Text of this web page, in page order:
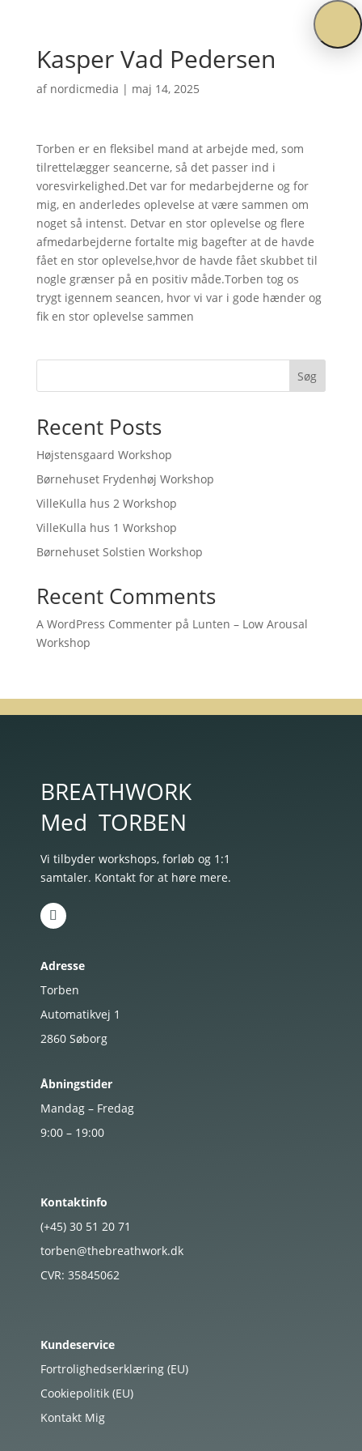
Kasper Vad Pedersen
af nordicmedia | maj 14, 2025
Torben er en fleksibel mand at arbejde med, som
tilrettelægger seancerne, så det passer ind i
voresvirkelighed.Det var for medarbejderne og for
mig, en anderledes oplevelse at være sammen om
noget så intenst. Detvar en stor oplevelse og flere
afmedarbejderne fortalte mig bagefter at de havde
fået en stor oplevelse,hvor de havde fået skubbet til
nogle grænser på en positiv måde.Torben tog os
trygt igennem seancen, hvor vi var i gode hænder og
fik en stor oplevelse sammen
Søg
Recent Posts
Højstensgaard Workshop
Børnehuset Frydenhøj Workshop
VilleKulla hus 2 Workshop
VilleKulla hus 1 Workshop
Børnehuset Solstien Workshop
Recent Comments
A WordPress Commenterpå Lunten – Low Arousal
Workshop
BREATHWORK
Med TORBEN
Vi tilbyder workshops, forløb og 1:1
samtaler. Kontakt for at høre mere.
Adresse
Torben
Automatikvej 1
2860 Søborg
Åbningstider
Mandag – Fredag
9:00 – 19:00
Kontaktinfo
(+45) 30 51 20 71
torben@thebreathwork.dk
CVR: 35845062
Kundeservice
Fortrolighedserklæring (EU)
Cookiepolitik (EU)
Kontakt Mig